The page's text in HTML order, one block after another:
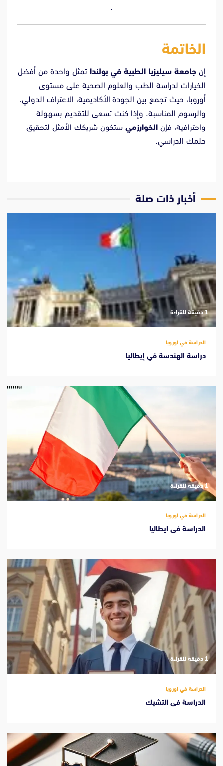
.
الخاتمة
إن جامعة سيليزيا الطبية في بولندا تمثل واحدة من أفضل
الخيارات لدراسة الطب والعلوم الصحية على مستوى
أوروبا، حيث تجمع بين الجودة الأكاديمية، الاعتراف الدولي،
والرسوم المناسبة. وإذا كنت تسعى للتقديم بسهولة
واحترافية، فإن الخوارزمي ستكون شريكك الأمثل لتحقيق
حلمك الدراسي.
‫أخبار ذات صلة
‫1 دقيقة للقراءة
الدراسة في اوروبا
دراسة الهندسة في إيطاليا
‫1 دقيقة للقراءة
الدراسة في اوروبا
الدراسة فى ايطاليا
‫1 دقيقة للقراءة
الدراسة في اوروبا
الدراسة فى التشيك